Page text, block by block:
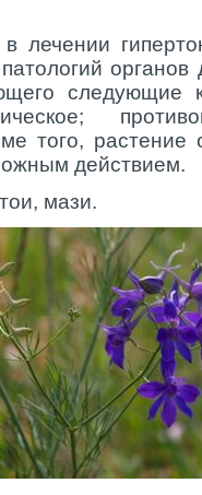
органов
следующие
того, растение
действием.
мази.